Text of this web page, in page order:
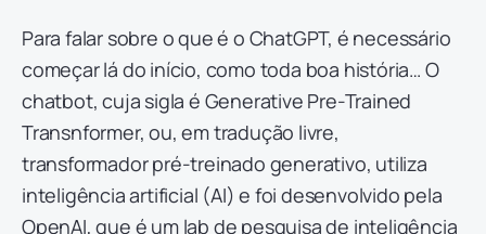
Para falar sobre o que é o ChatGPT, é necessário
começar lá do início, como toda boa história… O
chatbot, cuja sigla é Generative Pre-Trained
Transnformer, ou, em tradução livre,
transformador pré-treinado generativo, utiliza
inteligência artificial (AI) e foi desenvolvido pela
OpenAI, que é um lab de pesquisa de inteligência